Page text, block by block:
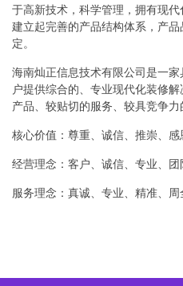
于高新技术，科学管理，拥有现
建立起完善的产品结构体系，产
定。
海南灿正信息技术有限公司是一
户提供综合的、专业现代化装修
产品、较贴切的服务、较具竞争力
核心价值：尊重、诚信、推崇、感
经营理念：客户、诚信、专业、团
服务理念：真诚、专业、精准、周